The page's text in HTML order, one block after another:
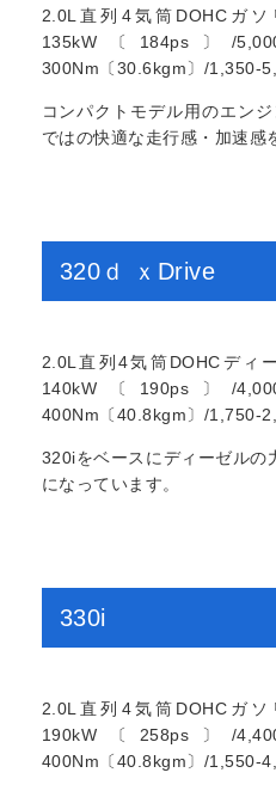
2.0L直列4気筒DOHCガ
135kW〔184ps〕/
300Nm〔30.6kgm〕/1,350-
コンパクトモデル用のエン
ではの快適な走行感・加速感
320ｄ ｘDrive
2.0L直列4気筒DOHCディ
140kW〔190ps〕/
400Nm〔40.8kgm〕/1,750-
320iをベースにディーゼルの
になっています。
330i
2.0L直列4気筒DOHCガ
190kW〔258ps〕/
400Nm〔40.8kgm〕/1,550-